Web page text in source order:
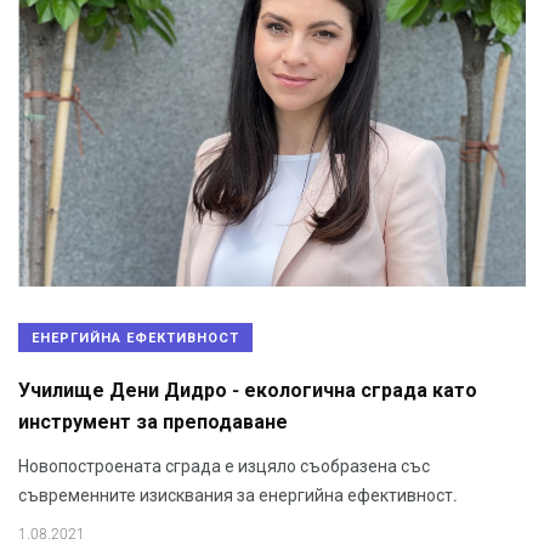
ЕНЕРГИЙНА ЕФЕКТИВНОСТ
Училище Дени Дидро - екологична сграда като
инструмент за преподаване
Новопостроената сграда е изцяло съобразена със
съвременните изисквания за енергийна ефективност.
1.08.2021